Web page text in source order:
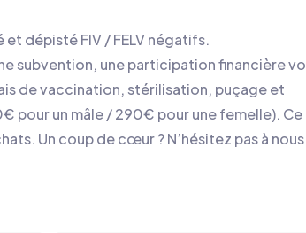
dépisté FIV / FELV négatifs.
subvention, une participation financière
de vaccination, stérilisation, puçage et
pour un mâle / 290€ pour une femelle). Ce
Un coup de cœur ? N’hésitez pas à nous